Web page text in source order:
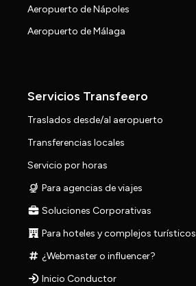
Aeropuerto de Nápoles
Aeropuerto de Málaga
Servicios Transfeero
Traslados desde/al aeropuerto
Transferencias locales
Servicio por horas
Para agencias de viajes
Soluciones Corporativas
Para hoteles y complejos turísticos
¿Webmaster o influencer?
Inicio Conductor